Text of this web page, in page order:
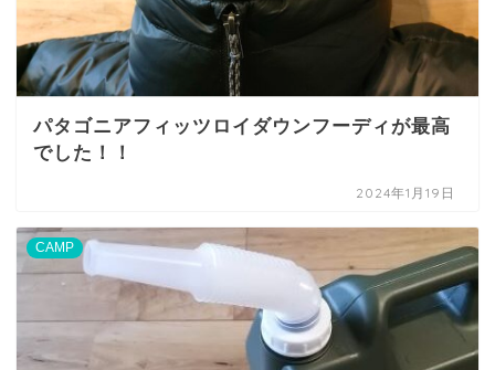
パタゴニアフィッツロイダウンフーディが最高
でした！！
2024年1月19日
CAMP